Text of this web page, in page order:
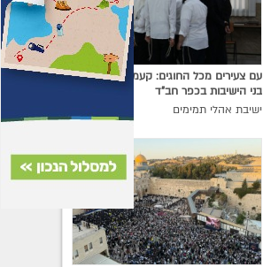
עם צעירים מכל החוגים: קעמפ גן ישראל
בני הישיבות בכפר חב"ד
ישיבת אהלי תמימים